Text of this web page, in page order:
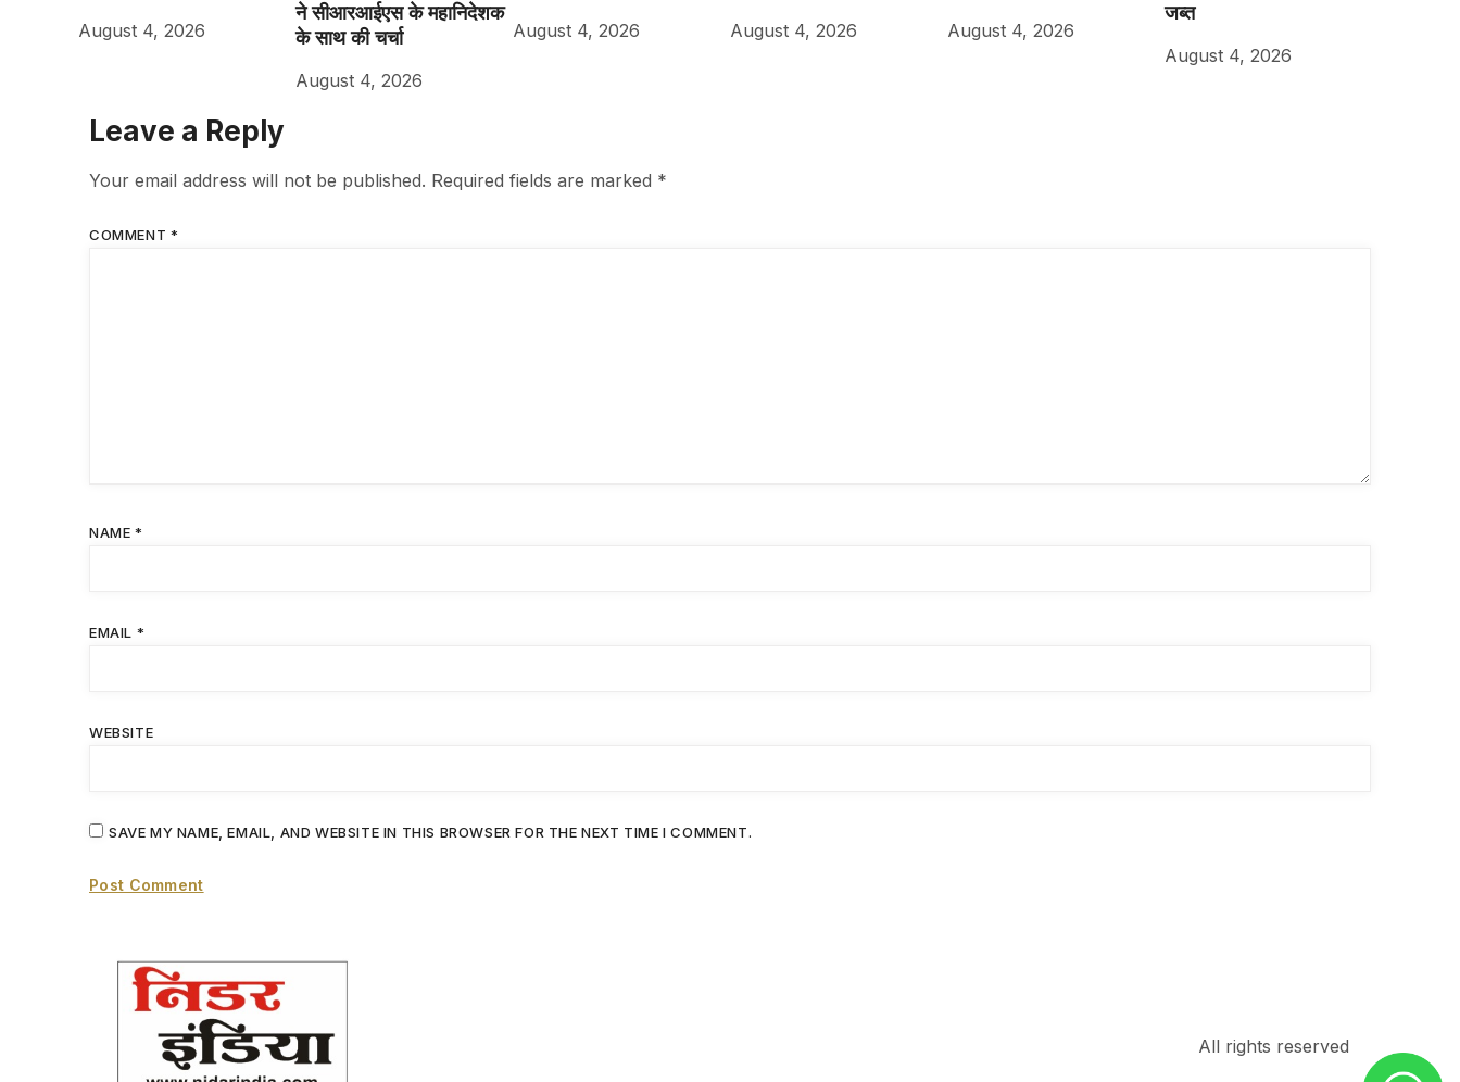
August 4, 2026
ने सीआरआईएस के महानिदेशक
के साथ की चर्चा
August 4, 2026
August 4, 2026 August 4, 2026 August 4, 2026
जब्त
August 4, 2026
Leave a Reply
Your email address will not be published. Required fields are marked *
COMMENT *
NAME *
EMAIL *
WEBSITE
SAVE MY NAME, EMAIL, AND WEBSITE IN THIS BROWSER FOR THE NEXT TIME I COMMENT.
All rights reserved